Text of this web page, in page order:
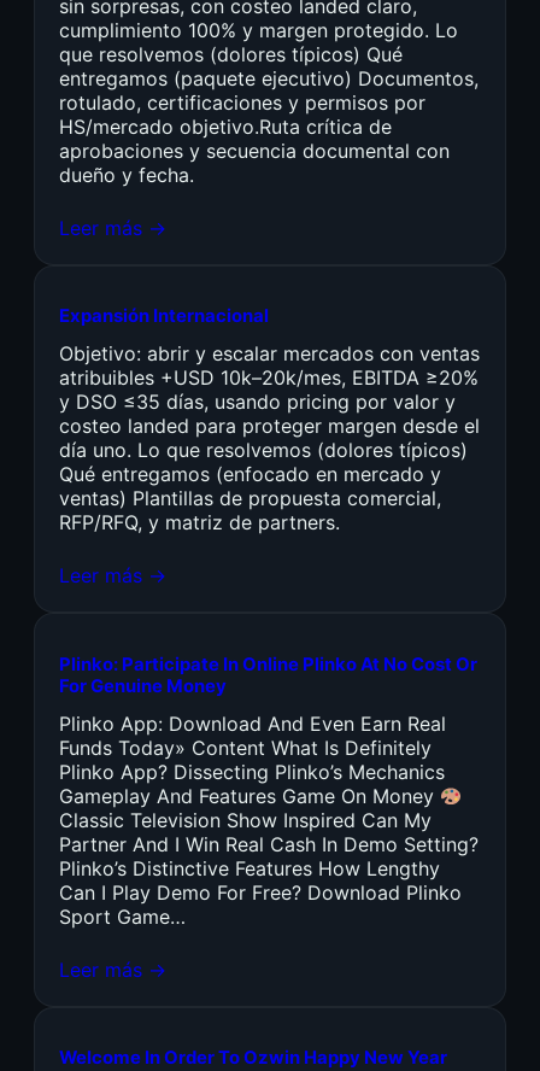
sin sorpresas, con costeo landed claro,
cumplimiento 100% y margen protegido. Lo
que resolvemos (dolores típicos) Qué
entregamos (paquete ejecutivo) Documentos,
rotulado, certificaciones y permisos por
HS/mercado objetivo.Ruta crítica de
aprobaciones y secuencia documental con
dueño y fecha.
Leer más →
Expansión Internacional
Objetivo: abrir y escalar mercados con ventas
atribuibles +USD 10k–20k/mes, EBITDA ≥20%
y DSO ≤35 días, usando pricing por valor y
costeo landed para proteger margen desde el
día uno. Lo que resolvemos (dolores típicos)
Qué entregamos (enfocado en mercado y
ventas) Plantillas de propuesta comercial,
RFP/RFQ, y matriz de partners.
Leer más →
Plinko: Participate In Online Plinko At No Cost Or
For Genuine Money
Plinko App: Download And Even Earn Real
Funds Today» Content What Is Definitely
Plinko App? Dissecting Plinko’s Mechanics
Gameplay And Features Game On Money
Classic Television Show Inspired Can My
Partner And I Win Real Cash In Demo Setting?
Plinko’s Distinctive Features How Lengthy
Can I Play Demo For Free? Download Plinko
Sport Game…
Leer más →
Welcome In Order To Ozwin Happy New Year